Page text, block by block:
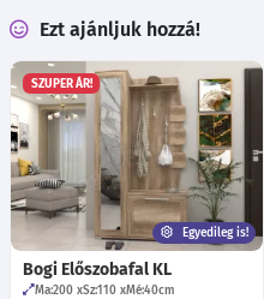
Ezt ajánljuk hozzá!
SZUPER ÁR!
Egyedileg is!
Bogi Előszobafal KL
Ma:200 Sz:110 Mé:40cm